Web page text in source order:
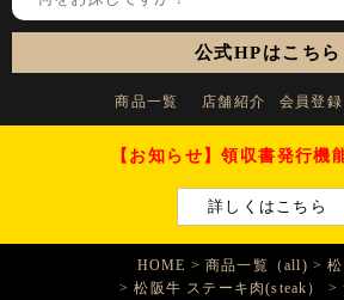
公式HPはこちら
商品一覧 店舗紹介 会員登録
【お知らせ】領収書発行機
詳しくはこちら
HOME 商品一覧（all)
松阪牛 ステーキ肉(steak）